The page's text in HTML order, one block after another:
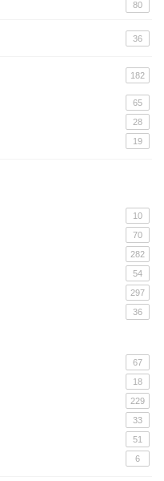
80
36
182
65
28
19
10
70
282
54
297
36
67
18
229
33
51
6